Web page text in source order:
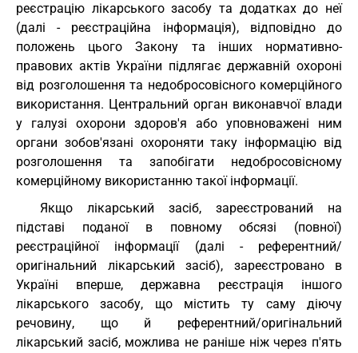
реєстрацію лікарського засобу та додатках до неї
(далі - реєстраційна інформація), відповідно до
положень цього Закону та інших нормативно-
правових актів України підлягає державній охороні
від розголошення та недобросовісного комерційного
використання. Центральний орган виконавчої влади
у галузі охорони здоров'я або уповноважені ним
органи зобов'язані охороняти таку інформацію від
розголошення та запобігати недобросовісному
комерційному використанню такої інформації.
Якщо лікарський засіб, зареєстрований на
підставі поданої в повному обсязі (повної)
реєстраційної інформації (далі - референтний/
оригінальний лікарський засіб), зареєстровано в
Україні вперше, державна реєстрація іншого
лікарського засобу, що містить ту саму діючу
речовину, що й референтний/оригінальний
лікарський засіб, можлива не раніше ніж через п'ять